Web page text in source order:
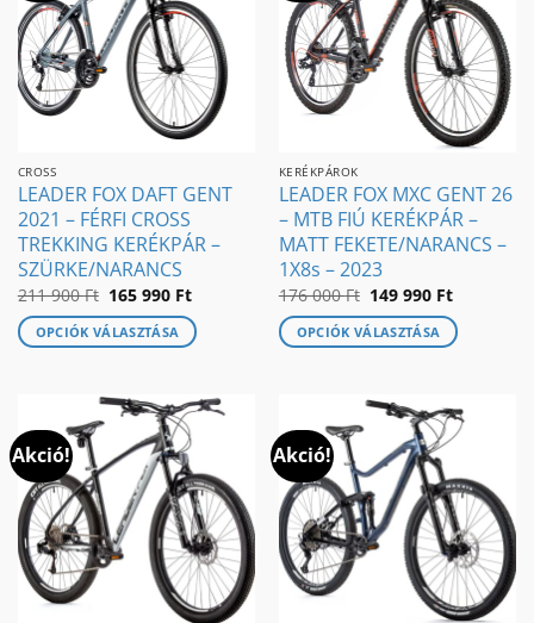
CROSS
LEADER FOX DAFT GENT
2021 – FÉRFI CROSS
TREKKING KERÉKPÁR –
SZÜRKE/NARANCS
211 900Ft Original
price
was:
211
900 Ft.
165 990 FtCurrent
price
is:
165
OPCIÓK VÁLASZTÁSA
terméknek
több
variációja
van.
A
változatok
a
termékoldalon
választhatók
KERÉKPÁROK
LEADER FOX MXC GENT 26
– MTB FIÚ KERÉKPÁR –
MATT FEKETE/NARANCS –
1X8s – 2023
176 000Ft Original
price
was:
176
000 Ft.
149 990 FtCurrent
price
is:
149
OPCIÓK VÁLASZTÁSA
több
variációja
van.
A
változatok
a
termékoldalon
Akció! Akció!